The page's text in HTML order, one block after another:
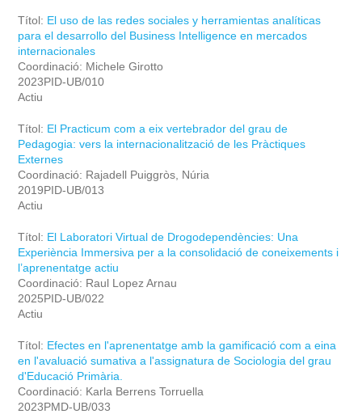
Títol: El uso de las redes sociales y herramientas analíticas
para el desarrollo del Business Intelligence en mercados
internacionales
Coordinació: Michele Girotto
2023PID-UB/010
Actiu
Títol: El Practicum com a eix vertebrador del grau de
Pedagogia: vers la internacionalització de les Pràctiques
Externes
Coordinació: Rajadell Puiggròs, Núria
2019PID-UB/013
Actiu
Títol: El Laboratori Virtual de Drogodependències: Una
Experiència Immersiva per a la consolidació de coneixements i
l’aprenentatge actiu
Coordinació: Raul Lopez Arnau
2025PID-UB/022
Actiu
Títol: Efectes en l'aprenentatge amb la gamificació com a eina
en l'avaluació sumativa a l'assignatura de Sociologia del grau
d'Educació Primària.
Coordinació: Karla Berrens Torruella
2023PMD-UB/033